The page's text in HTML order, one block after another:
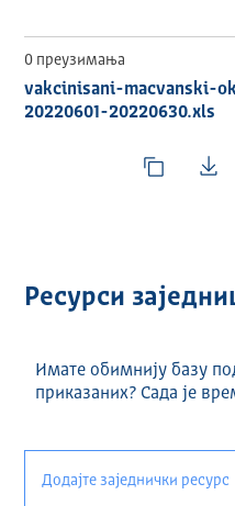
0 преузимања
vakcinisani-macvanski-
20220601-20220630.xls
Ресурси
Имате обимнију базу
приказаних? Сада је
Додајте заједнички ресурс